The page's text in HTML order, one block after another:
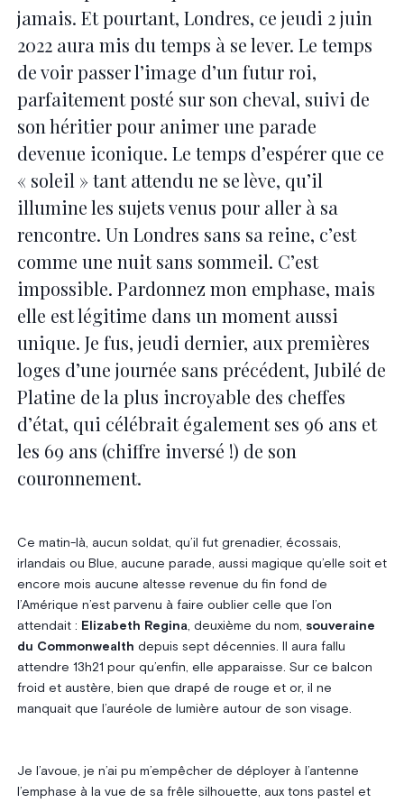
jamais. Et pourtant, Londres, ce jeudi 2 juin
2022 aura mis du temps à se lever. Le temps
de voir passer l’image d’un futur roi,
parfaitement posté sur son cheval, suivi de
son héritier pour animer une parade
devenue iconique. Le temps d’espérer que ce
« soleil » tant attendu ne se lève, qu’il
illumine les sujets venus pour aller à sa
rencontre. Un Londres sans sa reine, c’est
comme une nuit sans sommeil. C’est
impossible. Pardonnez mon emphase, mais
elle est légitime dans un moment aussi
unique. Je fus, jeudi dernier, aux premières
loges d’une journée sans précédent, Jubilé de
Platine de la plus incroyable des cheffes
d’état, qui célébrait également ses 96 ans et
les 69 ans (chiffre inversé !) de son
couronnement.
Ce matin-là, aucun soldat, qu’il fut grenadier, écossais,
irlandais ou Blue, aucune parade, aussi magique qu’elle soit et
encore mois aucune altesse revenue du fin fond de
l’Amérique n’est parvenu à faire oublier celle que l’on
attendait : Elizabeth Regina, deuxième du nom, souveraine
du Commonwealth depuis sept décennies. Il aura fallu
attendre 13h21 pour qu’enfin, elle apparaisse. Sur ce balcon
froid et austère, bien que drapé de rouge et or, il ne
manquait que l’auréole de lumière autour de son visage.
Je l’avoue, je n’ai pu m’empêcher de déployer à l’antenne
l’emphase à la vue de sa frêle silhouette, aux tons pastel et